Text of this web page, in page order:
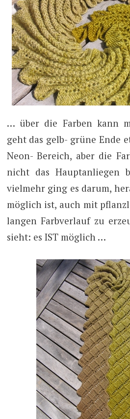
… über die Farben kann
geht das gelb- grüne Ende
Neon- Bereich, aber die
nicht das Hauptanliegen
vielmehr ging es darum,
möglich ist, auch mit
langen Farbverlauf zu
sieht: es IST möglich …